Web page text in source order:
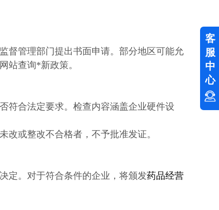
督管理部门提出书面申请。部分地区可能允
站查询*新政策。
符合法定要求。检查内容涵盖企业硬件设
改或整改不合格者，不予批准发证。
定。对于符合条件的企业，将颁发药品经营
客
服
中
心